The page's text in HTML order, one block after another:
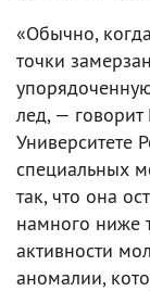
«Обычно,
точки
лед, —
Университете
специальных
так, что она
намного ниже
активности
аномалии,